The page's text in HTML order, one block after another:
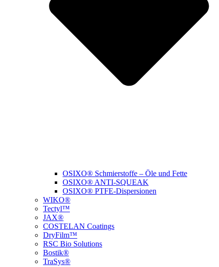
OSIXO® Schmierstoffe – Öle und Fette
OSIXO® ANTI-SQUEAK
OSIXO® PTFE-Dispersionen
WIKO®
Tectyl™
JAX®
COSTELAN Coatings
DryFilm™
RSC Bio Solutions
Bostik®
TraSys®